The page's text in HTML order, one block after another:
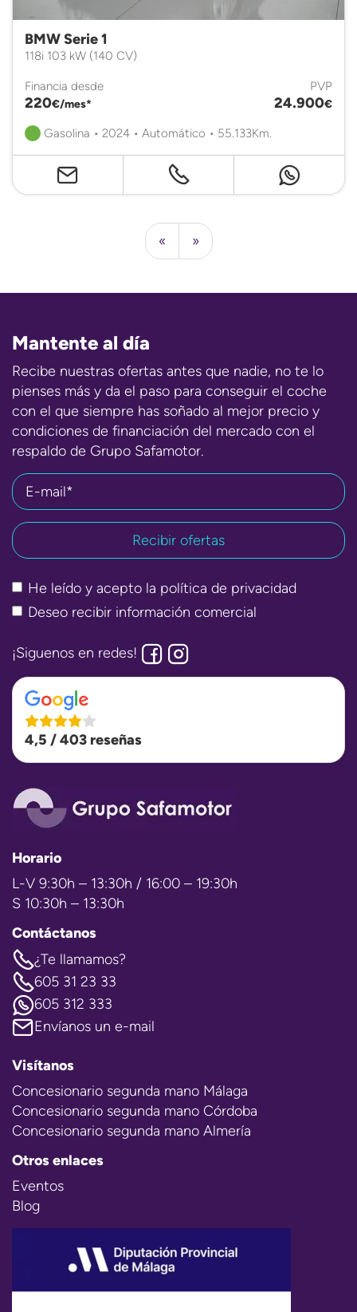
BMW Serie 1
118i 103 kW (140 CV)
Financia desde
220€/mes*
PVP
24.900€
Gasolina • 2024 • Automático • 55.133Km.
« »
Mantente al día
Recibe nuestras ofertas antes que nadie, no te lo
pienses más y da el paso para conseguir el coche
con el que siempre has soñado al mejor precio y
condiciones de financiación del mercado con el
respaldo de Grupo Safamotor.
E-mail*
He leído y acepto la política de privacidad
Deseo recibir información comercial
¡Siguenos en redes!
4,5 / 403 reseñas
Horario
L-V 9:30h – 13:30h / 16:00 – 19:30h
S 10:30h – 13:30h
Contáctanos
¿Te llamamos?
605 31 23 33
605 312 333
Envíanos un e-mail
Visítanos
Concesionario segunda mano Málaga
Concesionario segunda mano Córdoba
Concesionario segunda mano Almería
Otros enlaces
Eventos
Blog